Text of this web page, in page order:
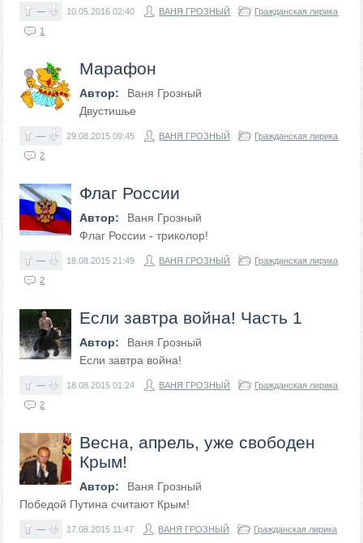
— 10.05.201602:40 ВАНЯ ГРОЗНЫЙ
Гражданская лирика
1
Марафон
Автор:
Ваня Грозный
Двустишье
— 29.08.201509:45 ВАНЯ ГРОЗНЫЙ
Гражданская лирика
2
Флаг России
Автор:
Ваня Грозный
Флаг России - триколор!
— 18.08.201521:49 ВАНЯ ГРОЗНЫЙ
Гражданская лирика
2
Если завтра война! Часть 1
Автор:
Ваня Грозный
Если завтра война!
— 18.08.201501:24 ВАНЯ ГРОЗНЫЙ
Гражданская лирика
2
Весна, апрель, уже свободен
Крым!
Автор:
Ваня Грозный
Победой Путина считают Крым!
— 17.08.2015 11:47 ВАНЯ ГРОЗНЫЙ
Гражданская лирика